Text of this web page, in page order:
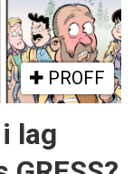
PROFF
lag